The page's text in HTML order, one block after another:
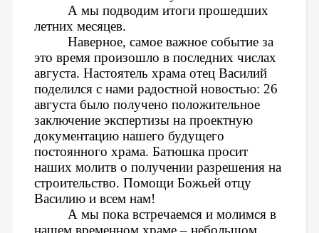
А мы подводим итоги прошедших
летних месяцев.
Наверное, самое важное событие за
это время произошло в последних числах
августа. Настоятель храма отец Василий
поделился с нами радостной новостью: 26
августа было получено положительное
заключение экспертизы на проектную
документацию нашего будущего
постоянного храма. Батюшка просит
наших молитв о получении разрешения на
строительство. Помощи Божьей отцу
Василию и всем нам!
А мы пока встречаемся и молимся в
нашем временном храме – небольшом,